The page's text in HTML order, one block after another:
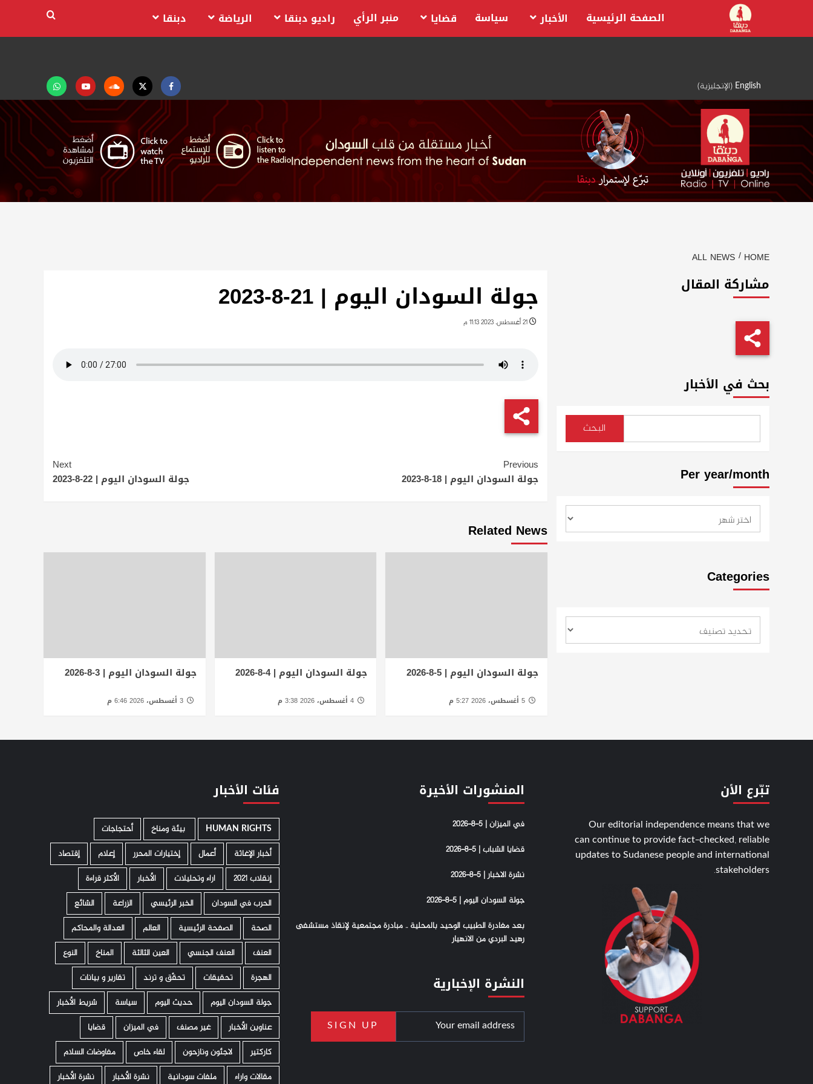
content
English
(الإنجليزية)
Facebook
Twitter
Soundcloud
Youtubeتابعنا
على
واتساب
الصفحة الرئيسية الأخبار سياسة قضايا منبر الرأي راديو دبنقا الرياضة دبنقا
HOME
ALL NEWS
جولة السودان اليوم | 21-8-2023
21 أغسطس، 2023 11:13 م
Continue
Reading
Previous
جولة السودان اليوم | 18-8-2023
Next
جولة السودان اليوم | 22-8-2023
Related News
جولة السودان اليوم | 5-8-2026
5 أغسطس، 2026 5:27 م
جولة السودان اليوم | 4-8-2026 جولة السودان اليوم | 3-8-2026
3 أغسطس، 2026 6:46 م
مشاركة المقال
بحث في الأخبار
البحث
Per year/month
Categories
تبّرع الأن
Our editorial independence means that we
can continue to provide fact-checked, reliable
updates to Sudanese people and international
stakeholders.
المنشورات الأخيرة
في الميزان | 5-8-2026
قضايا الشباب | 5-8-2026
نشرة الاخبار | 5-8-2026
جولة السودان اليوم | 5-8-2026
بعد مغادرة الطبيب الوحيد بالمحلية .. مبادرة مجتمعية لإنقاذ مستشفى
رهيد البردي من الانهيار
النشرة الإخبارية
فئات الأخبار
HUMAN RIGHTS ­ بيئة ومناخ
أحتجاجات
أخبار الإغاثة
أعمال إختيارات المحرر إعلام
إقتصاد
إنقلاب 2021
اراء وتحليلات الأخبار
الأكثر قراءة
الحرب في السودان
الخبر الرئيسي الزراعة
الشائع
الصحة
الصفحة الرئيسية العالم
العدالة والمحاكم
العنف
العنف الجنسي العين الثالثة المناخ
النوع
الهجرة
تحقيقات تحقّق و ترند
تقارير و بيانات
جولة السودان اليوم
حديث اليوم سياسة
شريط الأخبار
عناوين الأخبار
غير مصنف في الميزان
قضايا
كاركتير
لاجئون ونازحون لقاء خاص
مفاوضات السلام
مقالات واراء
ملفات سودانية نشرة الأخبار نشرة الأخبار